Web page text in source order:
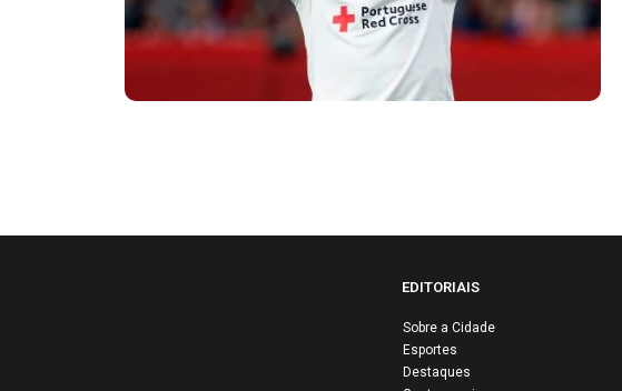
EDITORIAIS
Sobre a Cidade
Esportes
Destaques